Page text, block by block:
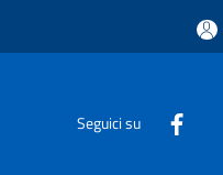
Seguici su